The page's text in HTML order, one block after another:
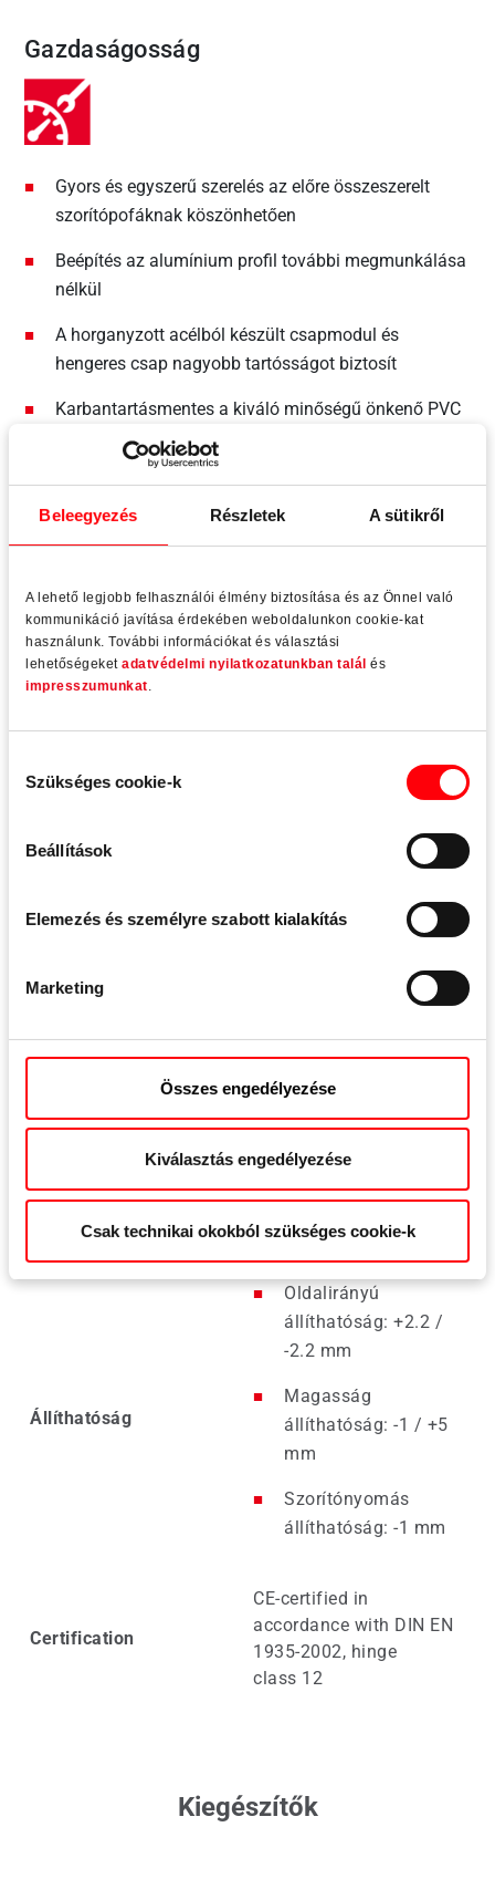
Beleegyezés Részletek A sütikről
A lehető legjobb felhasználói élmény biztosítása és az Önnel való
kommunikáció javítása érdekében weboldalunkon cookie-kat
használunk. További információkat és választási
lehetőségeket adatvédelmi nyilatkozatunkban talál és
impresszumunkat
kiválasztása
Szükséges cookie-k
Beállítások
Elemezés és személyre szabott kialakítás
Marketing
Összes engedélyezése
Kiválasztás engedélyezése
Csak technikai okokból szükséges cookie-k
Gazdaságosság
Gyors és egyszerű szerelés az előre összeszerelt
szorítópofáknak köszönhetően
Beépítés az alumínium profil további megmunkálása
nélkül
A horganyzott acélból készült csapmodul és
hengeres csap nagyobb tartósságot biztosít
Karbantartásmentes a kiváló minőségű önkenő PVC
perselynek köszönhetően
rögzítőcsavarok kioldása nélkül
lehetséges az ajtó zárt állapotában is
Tok alapanyag Alumínium
Szárnytömeg Max. 160 kg
Állíthatóság
Oldalirányú
állíthatóság: +2.2 /
-2.2 mm
Magasság
állíthatóság: -1 / +5
mm
Szorítónyomás
állíthatóság: -1 mm
Certification
CE-certified in
accordance with DIN EN
1935-2002, hinge
class 12
Kiegészítők